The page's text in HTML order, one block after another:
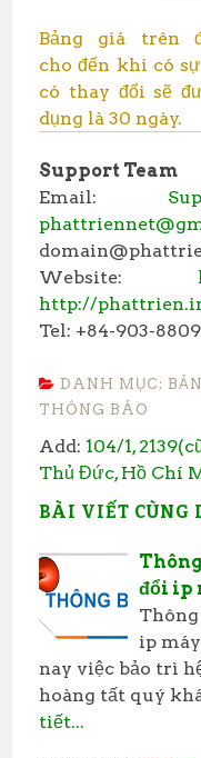
Bảng giá trên
cho đến khi có
có thay đổi sẽ
dụng là 30 ngày.
Support Team
Email:
Website:
http://
Tel: +84-903-
DANH MỤC:
THÔNG BÁO
Add: 104/1,
Thủ Đức, Hồ Chí
BÀI VIẾT CÙNG
đổi ip
ip
nay việc bảo trì
hoàng tất quý
tiết...